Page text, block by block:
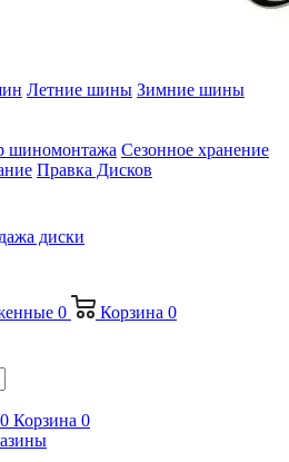
Летние шины Зимние шины
шиномонтажа Сезонное хранение
Правка Дисков
диски
0 Корзина 0
0 Корзина 0